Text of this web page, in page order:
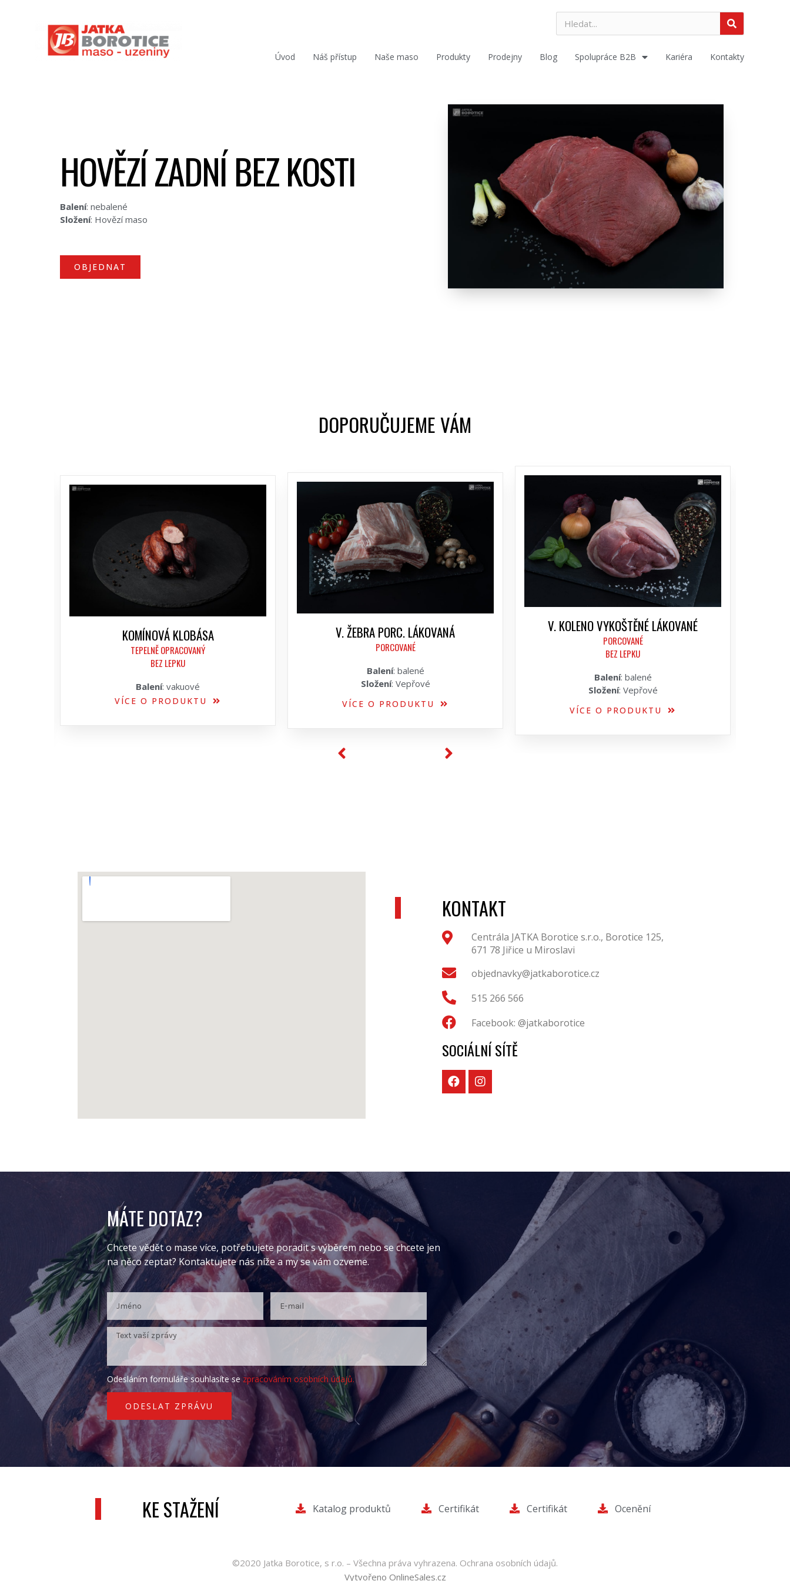
Úvod Náš přístup Naše maso Produkty Prodejny Blog Spolupráce B2B Kariéra Kontakty
HOVĚZÍ ZADNÍ BEZ KOSTI
Balení: nebalené
Složení: Hovězí maso
OBJEDNAT
DOPORUČUJEME VÁM
KOMÍNOVÁ KLOBÁSA
TEPELNĚ OPRACOVANÝ
BEZ LEPKU
Balení: vakuové
VÍCE O PRODUKTU
V. ŽEBRA PORC. LÁKOVANÁ
PORCOVANÉ
Balení: balené
Složení: Vepřové
VÍCE O PRODUKTU
V. KOLENO VYKOŠTĚNÉ LÁKOVANÉ
PORCOVANÉ
BEZ LEPKU
Balení: balené
Složení: Vepřové
VÍCE O PRODUKTU
KONTAKT
Centrála JATKA Borotice s.r.o., Borotice 125,
671 78 Jiřice u Miroslavi
objednavky@jatkaborotice.cz
515 266 566
Facebook: @jatkaborotice
SOCIÁLNÍ SÍTĚ
MÁTE DOTAZ?
Chcete vědět o mase více, potřebujete poradit s výběrem nebo se chcete jen
na něco zeptat? Kontaktujete nás níže a my se vám ozveme.
Odesláním formuláře souhlasíte se zpracováním osobních údajů.
ODESLAT ZPRÁVU
KE STAŽENÍ Katalog produktů Certifikát Certifikát Ocenění
©2020 Jatka Borotice, s r.o. – Všechna práva vyhrazena. Ochrana osobních údajů.
Vytvořeno OnlineSales.cz